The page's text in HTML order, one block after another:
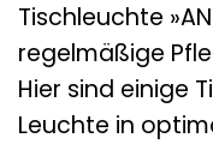
Tischleuchte
regelmäßige
Hier sind einige
Leuchte in